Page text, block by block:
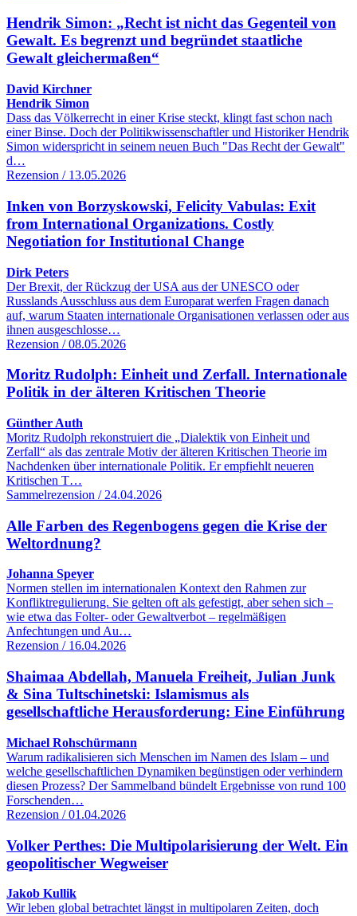
Hendrik Simon: „Recht ist nicht das Gegenteil von
Gewalt. Es begrenzt und begründet staatliche
Gewalt gleichermaßen“
David Kirchner
Hendrik Simon
Dass das Völkerrecht in einer Krise steckt, klingt fast schon nach
einer Binse. Doch der Politikwissenschaftler und Historiker Hendrik
Simon widerspricht in seinem neuen Buch "Das Recht der Gewalt"
d…
Rezension / 13.05.2026
Inken von Borzyskowski, Felicity Vabulas: Exit
from International Organizations. Costly
Negotiation for Institutional Change
Dirk Peters
Der Brexit, der Rückzug der USA aus der UNESCO oder
Russlands Ausschluss aus dem Europarat werfen Fragen danach
auf, warum Staaten internationale Organisationen verlassen oder aus
ihnen ausgeschlosse…
Rezension / 08.05.2026
Moritz Rudolph: Einheit und Zerfall. Internationale
Politik in der älteren Kritischen Theorie
Günther Auth
Moritz Rudolph rekonstruiert die „Dialektik von Einheit und
Zerfall“ als das zentrale Motiv der älteren Kritischen Theorie im
Nachdenken über internationale Politik. Er empfiehlt neueren
Kritischen T…
Sammelrezension / 24.04.2026
Alle Farben des Regenbogens gegen die Krise der
Weltordnung?
Johanna Speyer
Normen stellen im internationalen Kontext den Rahmen zur
Konfliktregulierung. Sie gelten oft als gefestigt, aber sehen sich –
wie etwa das Folter- oder Gewaltverbot – regelmäßigen
Anfechtungen und Au…
Rezension / 16.04.2026
Shaimaa Abdellah, Manuela Freiheit, Julian Junk
& Sina Tultschinetski: Islamismus als
gesellschaftliche Herausforderung: Eine Einführung
Michael Rohschürmann
Warum radikalisieren sich Menschen im Namen des Islam – und
welche gesellschaftlichen Dynamiken begünstigen oder verhindern
diesen Prozess? Der Sammelband bündelt Ergebnisse von rund 100
Forschenden…
Rezension / 01.04.2026
Volker Perthes: Die Multipolarisierung der Welt. Ein
geopolitischer Wegweiser
Jakob Kullik
Wir leben global betrachtet längst in multipolaren Zeiten, doch